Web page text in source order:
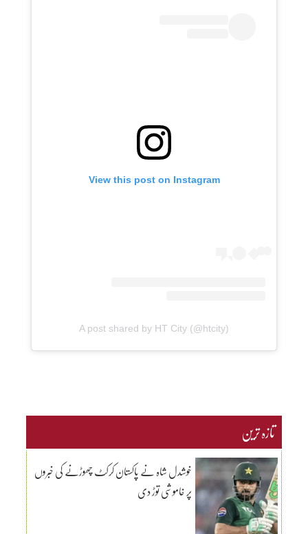
View this post on Instagram
A post shared by HT City (@htcity)
تازہ ترین
خوشدل شاہ نے پاکستان کرکٹ چھوڑنے کی خبروں
پر خاموشی توڑ دی